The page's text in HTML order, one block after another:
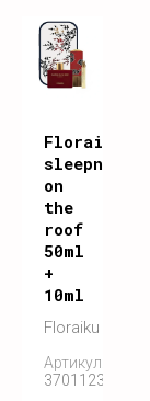
Floraiku
sleepng
on
the
roof
50ml
+
10ml
Floraiku
Артикул:
3701123000041